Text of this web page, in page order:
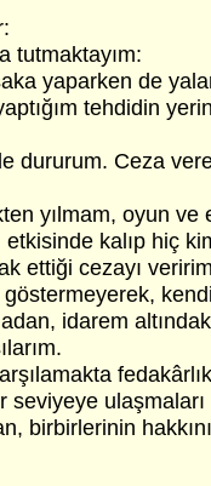
tutmaktayım:
yaparken de
tehdidin
dururum. Ceza
yılmam, oyun ve
etkisinde kalıp hiç
ettiği cezayı
idarem
seviyeye
birbirlerinin